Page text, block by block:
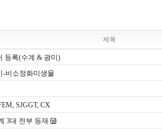
제목
등록(수계 & 광미)
-비소정화미생물
SJGGT, CX
3대 전부 등재